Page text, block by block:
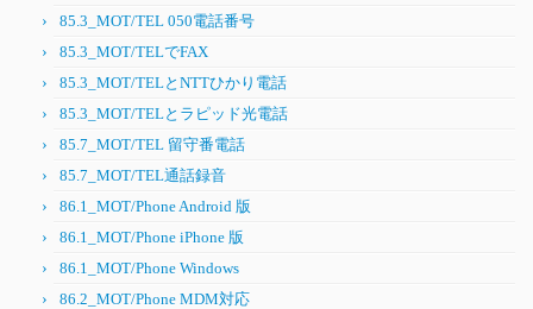
85.3_MOT/TEL 050電話番号
85.3_MOT/TELでFAX
85.3_MOT/TELとNTTひかり電話
85.3_MOT/TELとラピッド光電話
85.7_MOT/TEL 留守番電話
85.7_MOT/TEL通話録音
86.1_MOT/Phone Android 版
86.1_MOT/Phone iPhone 版
86.1_MOT/Phone Windows
86.2_MOT/Phone MDM対応